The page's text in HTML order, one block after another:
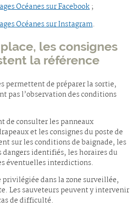
Océanes sur Facebook;
Océanes sur Instagram.
les consignes
la référence
permettent de préparer la sortie,
pas l’observation des conditions
de consulter les panneaux
et les consignes du poste de
sur les conditions de baignade, les
dangers identifiés, les horaires du
éventuelles interdictions.
dans la zone surveillée,
Les sauveteurs peuvent y intervenir
de difficulté.